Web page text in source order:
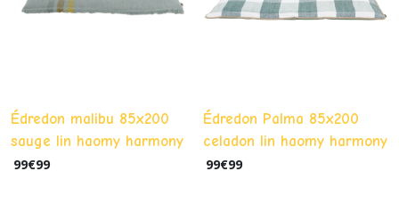
Édredon malibu 85x200
sauge lin haomy harmony
99€99
Édredon Palma 85x200
celadon lin haomy harmony
99€99